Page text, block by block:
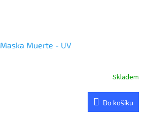
Maska Muerte - UV
Skladem
Do košíku